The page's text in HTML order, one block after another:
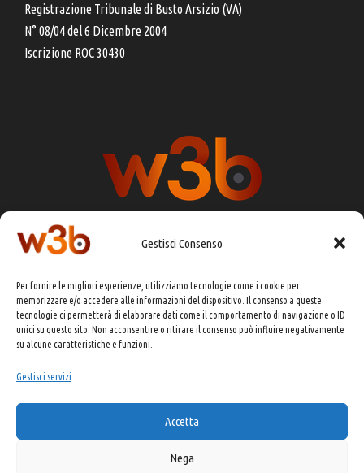
Gestisci Consenso
Per fornire le migliori esperienze, utilizziamo tecnologie come i cookie per
memorizzare e/o accedere alle informazioni del dispositivo. Il consenso a queste
tecnologie ci permetterà di elaborare dati come il comportamento di navigazione o ID
unici su questo sito. Non acconsentire o ritirare il consenso può influire negativamente
su alcune caratteristiche e funzioni.
Gestisci servizi
Accetta
Nega
Registrazione Tribunale di Busto Arsizio (VA)
N° 08/04 del 6 Dicembre 2004
Iscrizione ROC 30430
DIRETTORE RESPONSABILE:
CHIARA PORTA
REDAZIONE & GRAFICA:EOIPSO.IT
EDITORE:EOIPSO.IT
CONTATTI:redazione@presskit.it
COPYRIGHT 2025 EO IPSO SRL
PRIVACY POLICY&COOKIE POLICY